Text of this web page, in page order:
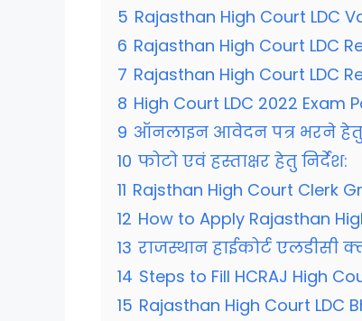
5 Rajasthan High Court LDC
6 Rajasthan High Court LDC
7 Rajasthan High Court LDC
8 High Court LDC 2022 Exam
9 ऑनलाइन आवेदन पत्र भरने हेतु
10 फोटो एवं हस्ताक्षर हेतु निर्देश:
11 Rajsthan High Court Clerk
12 How to Apply Rajasthan
13 राजस्थान हाईकोर्ट एलडीसी
14 Steps to Fill HCRAJ High
15 Rajasthan High Court LDC